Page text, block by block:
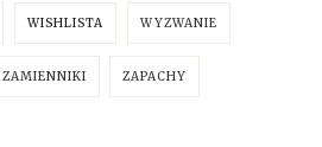
WISHLISTA WYZWANIE
ZAMIENNIKI ZAPACHY